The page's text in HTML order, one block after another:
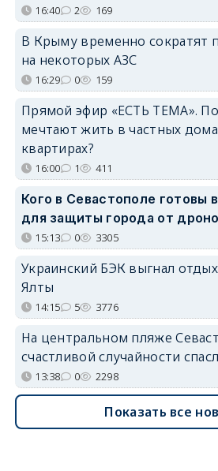
16:40 2 169
В Крыму временно сократят
на некоторых АЗС
16:29 0 159
Прямой эфир «ЕСТЬ ТЕМА».
мечтают жить в частных
квартирах?
16:00 1 411
Кого в Севастополе готовы
для защиты города от
15:13 0 3305
Украинский БЭК выгнал
Ялты
14:15 5 3776
На центральном пляже
счастливой случайности
13:38 0 2298
Показать все